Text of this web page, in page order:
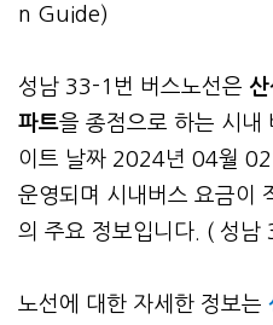
n Guide)
성남 33-1번 버스노선은
파트을 종점으로 하는 시내
이트 날짜 2024년 04월 02
운영되며 시내버스 요금이
의 주요 정보입니다. ( 성남
노선에 대한 자세한 정보는